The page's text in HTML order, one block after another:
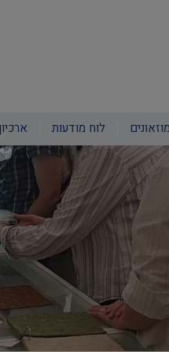
לוח מודעות